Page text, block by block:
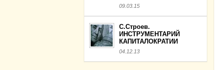
09.03.15
С.Строев.
ИНСТРУМЕНТАРИЙ
КАПИТАЛОКРАТИИ
04.12.13